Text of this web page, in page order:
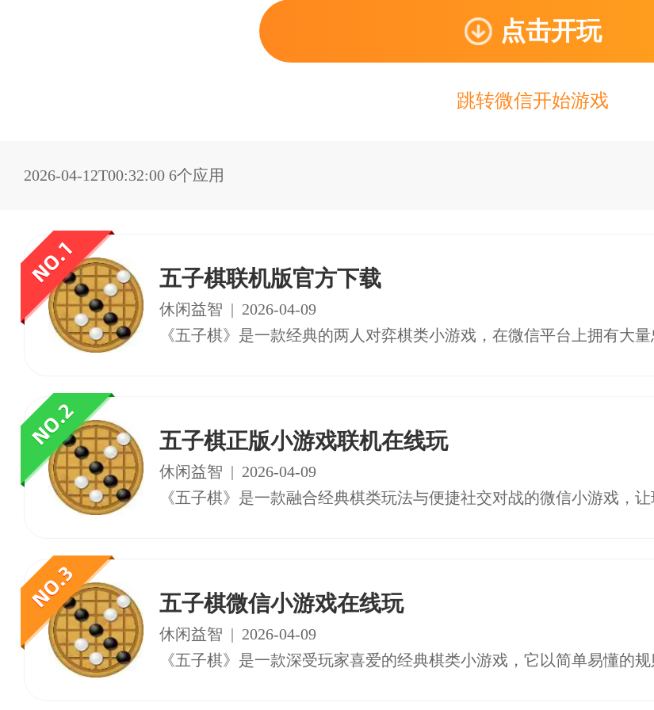
点击开玩
跳转微信开始游戏
2026-04-12T00:32:00 6个应用
五子棋联机版官方下载
休闲益智 | 2026-04-09
五子棋正版小游戏联机在线玩
休闲益智 | 2026-04-09
五子棋微信小游戏在线玩
休闲益智 | 2026-04-09